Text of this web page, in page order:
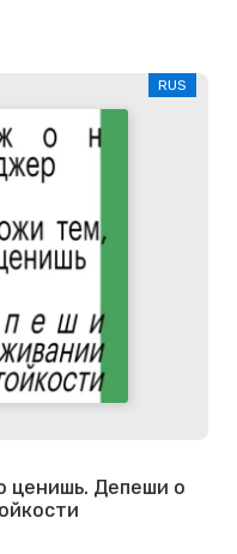
RUS
ценишь. Депеши о